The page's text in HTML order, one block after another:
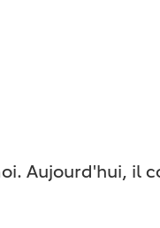
Aujourd'hui, il